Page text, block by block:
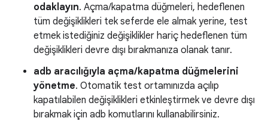
odaklayın. Açma/kapatma düğmeleri, hedeflenen
tüm değişiklikleri tek seferde ele almak yerine, test
etmek istediğiniz değişiklikler hariç hedeflenen tüm
değişiklikleri devre dışı bırakmanıza olanak tanır.
adb aracılığıyla açma/kapatma düğmelerini
yönetme. Otomatik test ortamınızda açılıp
kapatılabilen değişiklikleri etkinleştirmek ve devre dışı
bırakmak için adb komutlarını kullanabilirsiniz.